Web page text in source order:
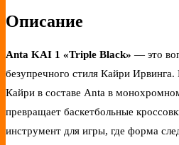
Описание
Anta KAI 1 «Triple Black» — это
безупречного стиля Кайри
Кайри в составе Anta в
превращает баскетбольные
инструмент для игры, где форма